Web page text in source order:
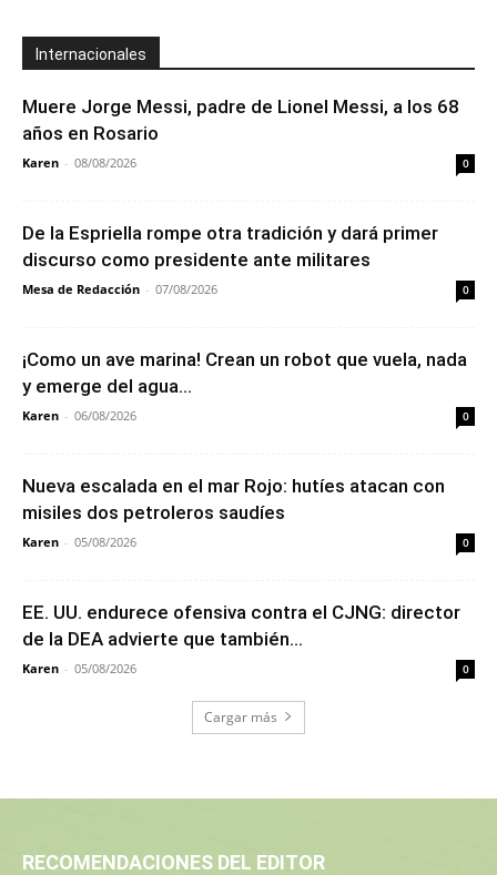
Internacionales
Muere Jorge Messi, padre de Lionel Messi, a los 68
años en Rosario
Karen - 08/08/2026 0
De la Espriella rompe otra tradición y dará primer
discurso como presidente ante militares
Mesa de Redacción - 07/08/2026 0
¡Como un ave marina! Crean un robot que vuela, nada
y emerge del agua...
Karen - 06/08/2026 0
Nueva escalada en el mar Rojo: hutíes atacan con
misiles dos petroleros saudíes
Karen - 05/08/2026 0
EE. UU. endurece ofensiva contra el CJNG: director
de la DEA advierte que también...
Karen - 05/08/2026 0
Cargar más
RECOMENDACIONES DEL EDITOR